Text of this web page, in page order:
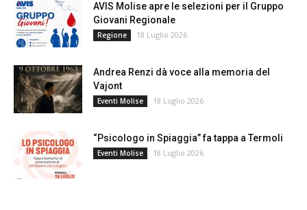
AVIS Molise apre le selezioni per il Gruppo
Giovani Regionale
Regione 18 Luglio 2026
Andrea Renzi dà voce alla memoria del
Vajont
Eventi Molise 18 Luglio 2026
“Psicologo in Spiaggia” fa tappa a Termoli
Eventi Molise 18 Luglio 2026